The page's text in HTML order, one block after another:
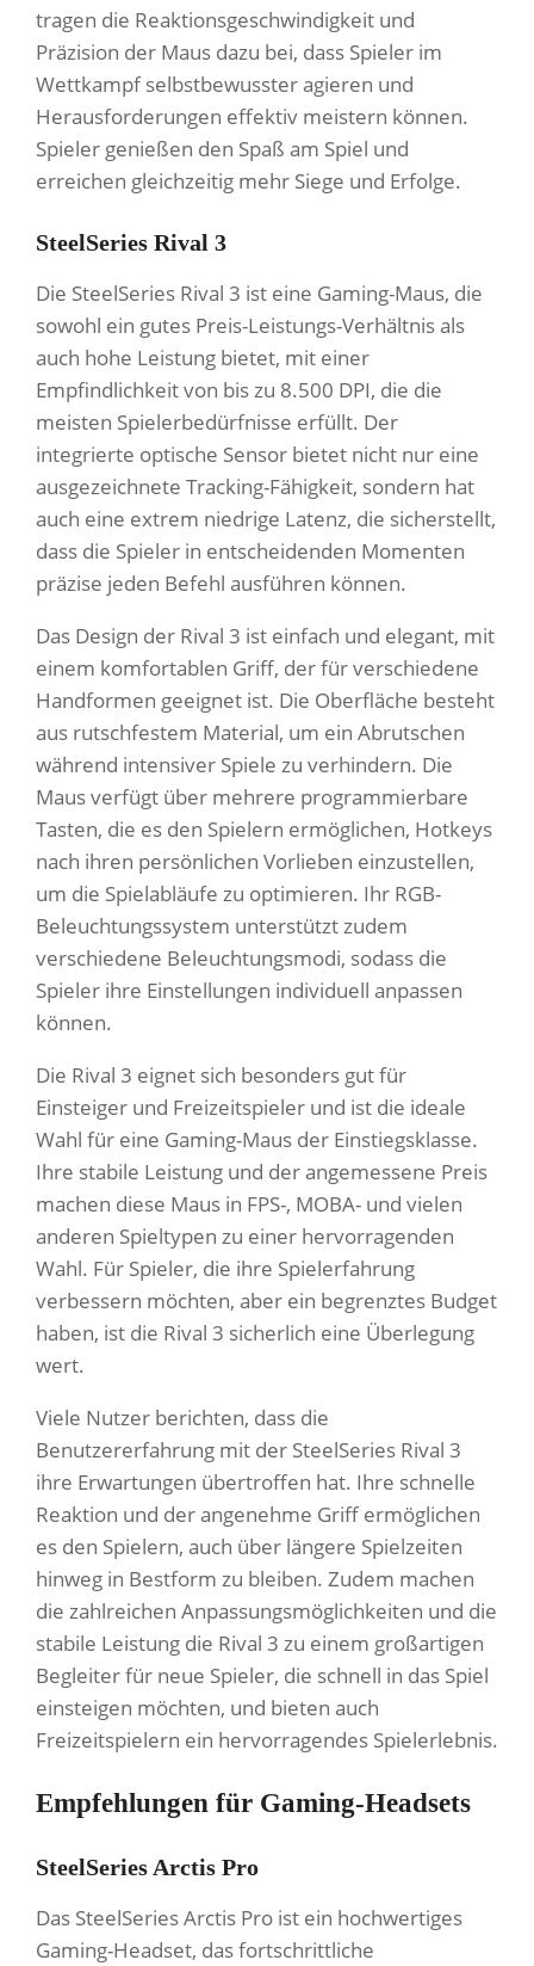
tragen die Reaktionsgeschwindigkeit und
Präzision der Maus dazu bei, dass Spieler im
Wettkampf selbstbewusster agieren und
Herausforderungen effektiv meistern können.
Spieler genießen den Spaß am Spiel und
erreichen gleichzeitig mehr Siege und Erfolge.
SteelSeries Rival 3
Die SteelSeries Rival 3 ist eine Gaming-Maus, die
sowohl ein gutes Preis-Leistungs-Verhältnis als
auch hohe Leistung bietet, mit einer
Empfindlichkeit von bis zu 8.500 DPI, die die
meisten Spielerbedürfnisse erfüllt. Der
integrierte optische Sensor bietet nicht nur eine
ausgezeichnete Tracking-Fähigkeit, sondern hat
auch eine extrem niedrige Latenz, die sicherstellt,
dass die Spieler in entscheidenden Momenten
präzise jeden Befehl ausführen können.
Das Design der Rival 3 ist einfach und elegant, mit
einem komfortablen Griff, der für verschiedene
Handformen geeignet ist. Die Oberfläche besteht
aus rutschfestem Material, um ein Abrutschen
während intensiver Spiele zu verhindern. Die
Maus verfügt über mehrere programmierbare
Tasten, die es den Spielern ermöglichen, Hotkeys
nach ihren persönlichen Vorlieben einzustellen,
um die Spielabläufe zu optimieren. Ihr RGB-
Beleuchtungssystem unterstützt zudem
verschiedene Beleuchtungsmodi, sodass die
Spieler ihre Einstellungen individuell anpassen
können.
Die Rival 3 eignet sich besonders gut für
Einsteiger und Freizeitspieler und ist die ideale
Wahl für eine Gaming-Maus der Einstiegsklasse.
Ihre stabile Leistung und der angemessene Preis
machen diese Maus in FPS-, MOBA- und vielen
anderen Spieltypen zu einer hervorragenden
Wahl. Für Spieler, die ihre Spielerfahrung
verbessern möchten, aber ein begrenztes Budget
haben, ist die Rival 3 sicherlich eine Überlegung
wert.
Viele Nutzer berichten, dass die
Benutzererfahrung mit der SteelSeries Rival 3
ihre Erwartungen übertroffen hat. Ihre schnelle
Reaktion und der angenehme Griff ermöglichen
es den Spielern, auch über längere Spielzeiten
hinweg in Bestform zu bleiben. Zudem machen
die zahlreichen Anpassungsmöglichkeiten und die
stabile Leistung die Rival 3 zu einem großartigen
Begleiter für neue Spieler, die schnell in das Spiel
einsteigen möchten, und bieten auch
Freizeitspielern ein hervorragendes Spielerlebnis.
Empfehlungen für Gaming-Headsets
SteelSeries Arctis Pro
Das SteelSeries Arctis Pro ist ein hochwertiges
Gaming-Headset, das fortschrittliche